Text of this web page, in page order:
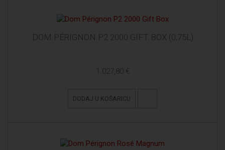
DOM PÉRIGNON P2 2000 GIFT BOX (0,75L)
1.027,80 €
DODAJ U KOŠARICU